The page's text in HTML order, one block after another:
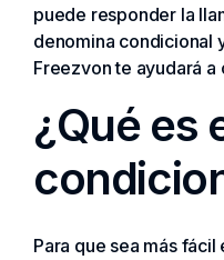
puede responder la
denomina condicional
Freezvon te ayudará a
¿Qué es
Para que sea más